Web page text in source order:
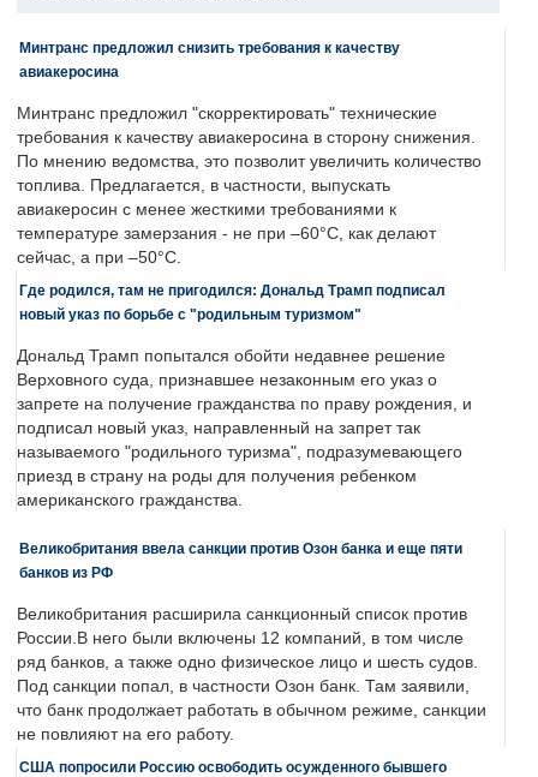
Минтранс предложил снизить требования к качеству
авиакеросина
Минтранс предложил "скорректировать" технические
требования к качеству авиакеросина в сторону снижения.
По мнению ведомства, это позволит увеличить количество
топлива. Предлагается, в частности, выпускать
авиакеросин с менее жесткими требованиями к
температуре замерзания - не при –60°C, как делают
сейчас, а при –50°C.
Где родился, там не пригодился: Дональд Трамп подписал
новый указ по борьбе с "родильным туризмом"
Дональд Трамп попытался обойти недавнее решение
Верховного суда, признавшее незаконным его указ о
запрете на получение гражданства по праву рождения, и
подписал новый указ, направленный на запрет так
называемого "родильного туризма", подразумевающего
приезд в страну на роды для получения ребенком
американского гражданства.
Великобритания ввела санкции против Озон банка и еще пяти
банков из РФ
Великобритания расширила санкционный список против
России.В него были включены 12 компаний, в том числе
ряд банков, а также одно физическое лицо и шесть судов.
Под санкции попал, в частности Озон банк. Там заявили,
что банк продолжает работать в обычном режиме, санкции
не повлияют на его работу.
США попросили Россию освободить осужденного бывшего